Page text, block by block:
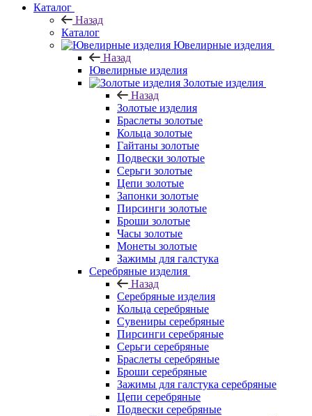
Каталог
Назад
Каталог
Ювелирные изделия
Назад
Ювелирные изделия
Золотые изделия
Назад
Золотые изделия
Браслеты золотые
Кольца золотые
Гайтаны золотые
Подвески золотые
Серьги золотые
Цепи золотые
Запонки золотые
Пирсинги золотые
Броши золотые
Часы золотые
Монеты золотые
Зажимы для галстука
Серебряные изделия
Назад
Серебряные изделия
Кольца серебряные
Сувениры серебряные
Пирсинги серебряные
Серьги серебряные
Браслеты серебряные
Броши серебряные
Зажимы для галстука серебряные
Цепи серебряные
Подвески серебряные